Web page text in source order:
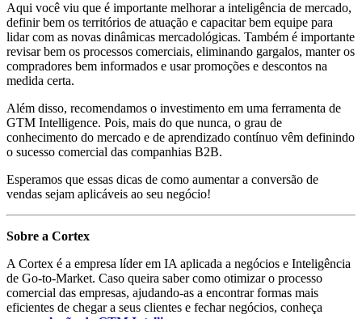
Aqui você viu que é importante melhorar a inteligência de mercado,
definir bem os territórios de atuação e capacitar bem equipe para
lidar com as novas dinâmicas mercadológicas. Também é importante
revisar bem os processos comerciais, eliminando gargalos, manter os
compradores bem informados e usar promoções e descontos na
medida certa.
Além disso, recomendamos o investimento em uma ferramenta de
GTM Intelligence. Pois, mais do que nunca, o grau de
conhecimento do mercado e de aprendizado contínuo vêm definindo
o sucesso comercial das companhias B2B.
Esperamos que essas dicas de como aumentar a conversão de
vendas sejam aplicáveis ao seu negócio!
Sobre a Cortex
A Cortex é a empresa líder em IA aplicada a negócios e Inteligência
de Go-to-Market. Caso queira saber como otimizar o processo
comercial das empresas, ajudando-as a encontrar formas mais
eficientes de chegar a seus clientes e fechar negócios, conheça